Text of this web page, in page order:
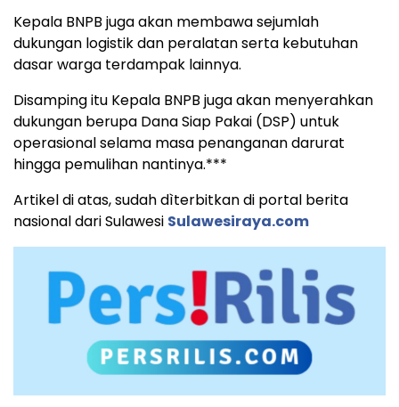
Kepala BNPB juga akan membawa sejumlah
dukungan logistik dan peralatan serta kebutuhan
dasar warga terdampak lainnya.
Disamping itu Kepala BNPB juga akan menyerahkan
dukungan berupa Dana Siap Pakai (DSP) untuk
operasional selama masa penanganan darurat
hingga pemulihan nantinya.***
Artikel di atas, sudah dìterbitkan di portal berita
nasional dari Sulawesi Sulawesiraya.com